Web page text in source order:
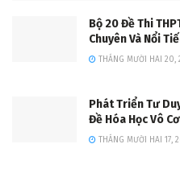
Bộ 20 Đề Thi
Chuyên Và Nổi
THÁNG MƯỜI HAI 20,
Phát Triển Tư
Đề Hóa Học Vô
THÁNG MƯỜI HAI 17,